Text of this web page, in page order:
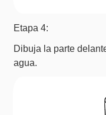
Etapa 4:
Dibuja la parte
agua.